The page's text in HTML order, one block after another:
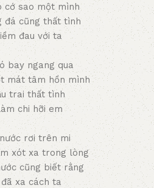
cớ sao một mình
đá cũng thất tình
đau với ta
bay ngang qua
mát tâm hồn mình
trai thất tình
chi hỡi em
rơi trên mi
xót xa trong lòng
cũng biết rằng
xa cách ta